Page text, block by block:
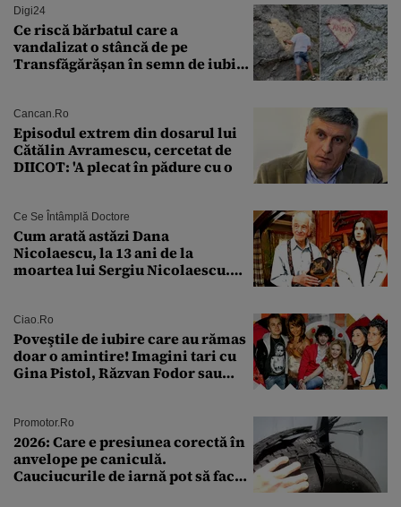
Digi24
Ce riscă bărbatul care a
vandalizat o stâncă de pe
Transfăgărășan în semn de iubire
Cancan.ro
Episodul extrem din dosarul lui
Cătălin Avramescu, cercetat de
DIICOT: 'A plecat în pădure cu o
Ce Se Întâmplă Doctore
Cum arată astăzi Dana
Nicolaescu, la 13 ani de la
moartea lui Sergiu Nicolaescu.
Ciao.ro
Poveştile de iubire care au rămas
doar o amintire! Imagini tari cu
Gina Pistol, Răzvan Fodor sau
Promotor.ro
2026: Care e presiunea corectă în
anvelope pe caniculă.
Cauciucurile de iarnă pot să facă